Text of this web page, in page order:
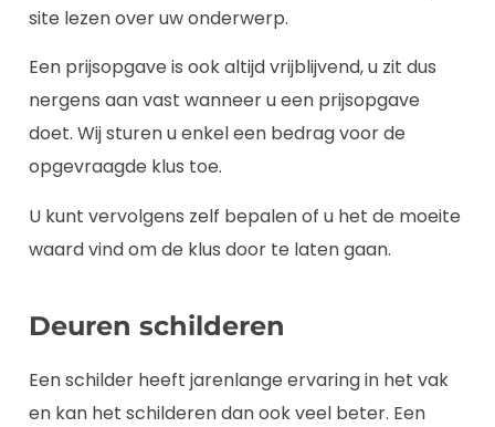
site lezen over uw onderwerp.
Een prijsopgave is ook altijd vrijblijvend, u zit dus
nergens aan vast wanneer u een prijsopgave
doet. Wij sturen u enkel een bedrag voor de
opgevraagde klus toe.
U kunt vervolgens zelf bepalen of u het de moeite
waard vind om de klus door te laten gaan.
Deuren schilderen
Een schilder heeft jarenlange ervaring in het vak
en kan het schilderen dan ook veel beter. Een